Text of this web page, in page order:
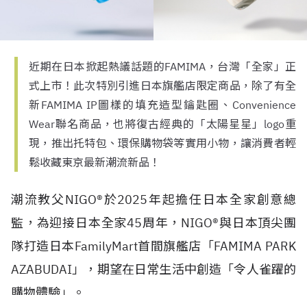
近期在日本掀起熱議話題的FAMIMA，台灣「全家」正
式上市！此次特別引進日本旗艦店限定商品，除了有全
新FAMIMA IP圖樣的填充造型鑰匙圈、Convenience
Wear聯名商品，也將復古經典的「太陽星星」logo重
現，推出托特包、環保購物袋等實用小物，讓消費者輕
鬆收藏東京最新潮流新品！
潮流教父NIGO®於2025年起擔任日本全家創意總
監，為迎接日本全家45周年，NIGO®與日本頂尖團
隊打造日本FamilyMart首間旗艦店「FAMIMA PARK
AZABUDAI」，期望在日常生活中創造「令人雀躍的